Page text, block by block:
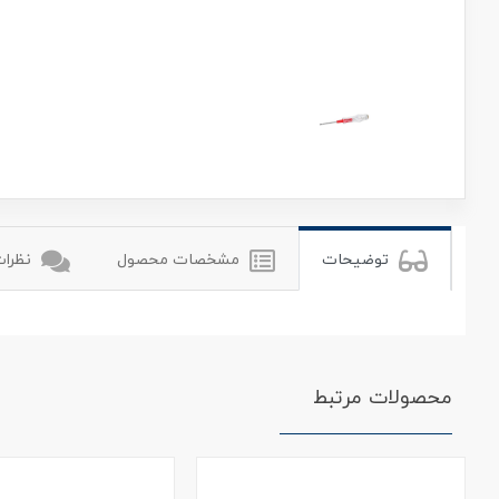
توضیحات مشخصات محصول
محصولات مرتبط